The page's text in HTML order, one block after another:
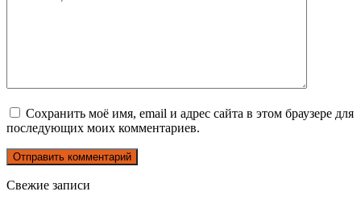
Сохранить моё имя, email и адрес сайта в этом браузере для
последующих моих комментариев.
Свежие записи